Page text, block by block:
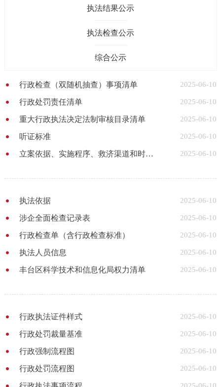
执法结果公示
执法检查公示
综合公示
行政检查（双随机抽查）事项清单 2025-06-10
行政处罚责任清单 2025-06-10
重大行政执法决定法制审核目录清单 2025-06-10
听证标准 2025-06-10
立案依据、实施程序、救济渠道和时限路径 2025-06-10
执法依据 2025-06-10
涉企全面检查记录表 2025-06-10
行政检查单（含行政检查标准） 2025-06-10
执法人员信息 2025-06-10
丰台区科学技术和信息化局权力清单 2025-06-10
行政执法证件样式 2025-06-10
行政处罚裁量基准 2025-06-10
行政强制流程图 2025-06-10
行政处罚流程图 2025-06-10